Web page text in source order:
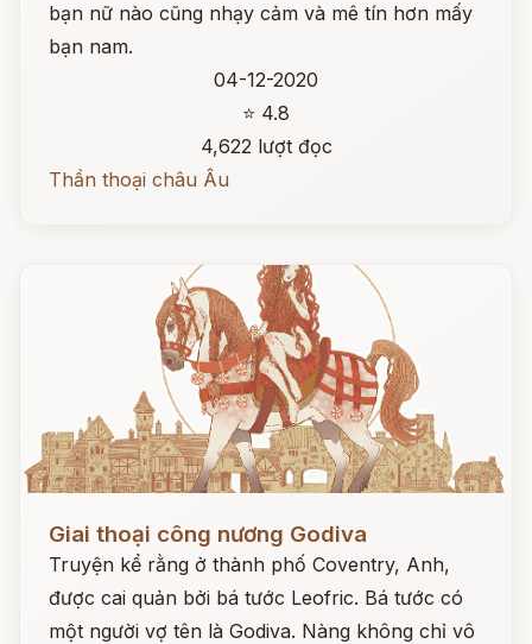
bạn nữ nào cũng nhạy cảm và mê tín hơn mấy
bạn nam.
04-12-2020
⭐ 4.8
4,622 lượt đọc
Thần thoại châu Âu
Giai thoại công nương Godiva
Truyện kể rằng ở thành phố Coventry, Anh,
được cai quản bởi bá tước Leofric. Bá tước có
một người vợ tên là Godiva. Nàng không chỉ vô